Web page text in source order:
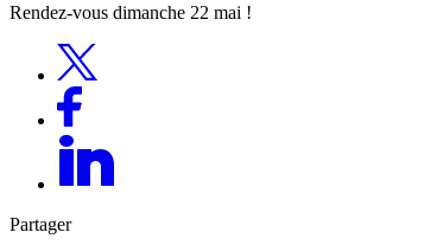
Rendez-vous dimanche 22 mai !
Partager